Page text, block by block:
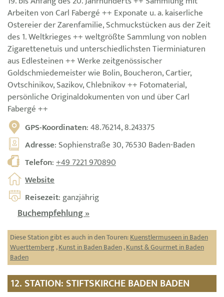
Arbeiten von Carl Fabergé ++ Exponate u. a. kaiserliche
Ostereier der Zarenfamilie, Schmuckstücken aus der Zeit
des 1. Weltkrieges ++ weltgrößte Sammlung von noblen
Zigarettenetuis und unterschiedlichsten Tierminiaturen
aus Edlesteinen ++ Werke zeitgenössischer
Goldschmiedemeister wie Bolin, Boucheron, Cartier,
Ovtschinikov, Sazikov, Chlebnikov ++ Fotomaterial,
persönliche Originaldokumenten von und über Carl
Fabergé ++
GPS-Koordinaten: 48.76214, 8.243375
Adresse: Sophienstraße 30, 76530 Baden-Baden
Telefon:+49 7221 970890
Website
Reisezeit: ganzjährig
Buchempfehlung »
Diese Station gibt es auch in den Touren:Kuenstlermuseen in Baden
Wuerttemberg ,Kunst in Baden Baden,Kunst & Gourmet in Baden
Baden
12. STATION: STIFTSKIRCHE BADEN BADEN